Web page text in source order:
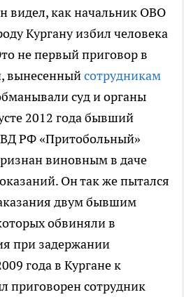
видел, как начальник ОВО
Кургану избил человека
не первый приговор в
вынесенныйсотрудникам
суд и органы
2012 года бывший
РФ «Притобольный»
виновным в даче
Он так же пытался
двум бывшим
обвиняли в
при задержании
года в Кургане к
приговорен сотрудник